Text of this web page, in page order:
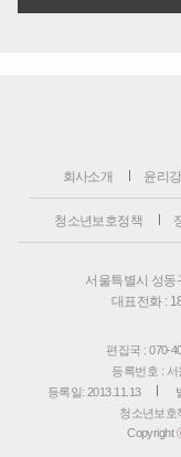
회사소개 윤리
청소년보호정책
서울특별시 성동
대표전화 :
편집국 : 070-
등록번호 : 서
등록일: 2013.11.13
청소년보호
Copyright